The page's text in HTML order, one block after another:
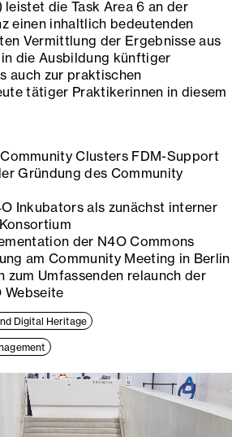
Digital Heritage
leistet die Task Area 6 an der
einen inhaltlich bedeutenden
Vermittlung der Ergebnisse aus
die Ausbildung künftiger
auch zur praktischen
tätiger Praktikerinnen in diesem
Clusters FDM-Support
Gründung des Community
Inkubators als zunächst interner
der N4O Commons
am Community Meeting in Berlin
zum Umfassenden relaunch der
Webseite